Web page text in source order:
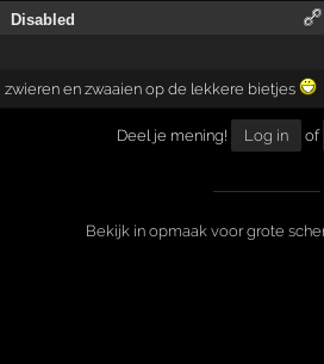
Disabled
zwieren en zwaaien op de lekkere bietjes
Deel je mening! Log in of
Bekijk in opmaak voor grote